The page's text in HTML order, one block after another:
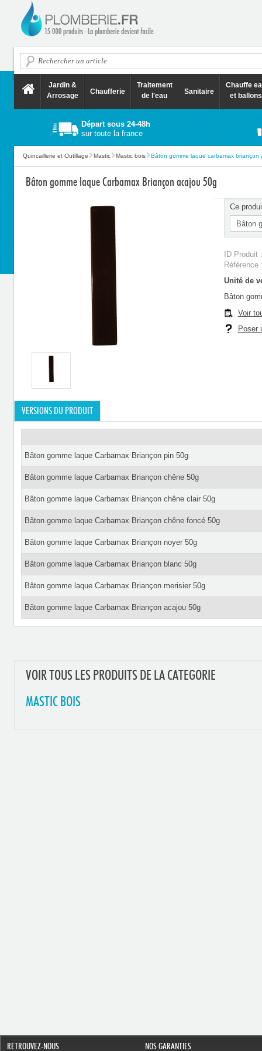
Jardin &
Arrosage
Chaufferie
Traitement
de l'eau
Sanitaire
Chauffe
et ballons
Départ sous 24-48h
sur toute la france
Quincaillerie et Outillage Mastic Mastic bois Bâton gomme laque carbamax briançon
Bâton gomme laque Carbamax Briançon acajou 50g
Ce
ID Produit
Unité de
Bâton
Voir
Poser
VERSIONS DU PRODUIT
Bâton gomme laque Carbamax Briançon pin 50g
Bâton gomme laque Carbamax Briançon chêne 50g
Bâton gomme laque Carbamax Briançon chêne clair 50g
Bâton gomme laque Carbamax Briançon chêne foncé 50g
Bâton gomme laque Carbamax Briançon noyer 50g
Bâton gomme laque Carbamax Briançon blanc 50g
Bâton gomme laque Carbamax Briançon merisier 50g
Bâton gomme laque Carbamax Briançon acajou 50g
VOIR TOUS LES PRODUITS DE LA CATEGORIE
MASTIC BOIS
RETROUVEZ-NOUS NOS GARANTIES